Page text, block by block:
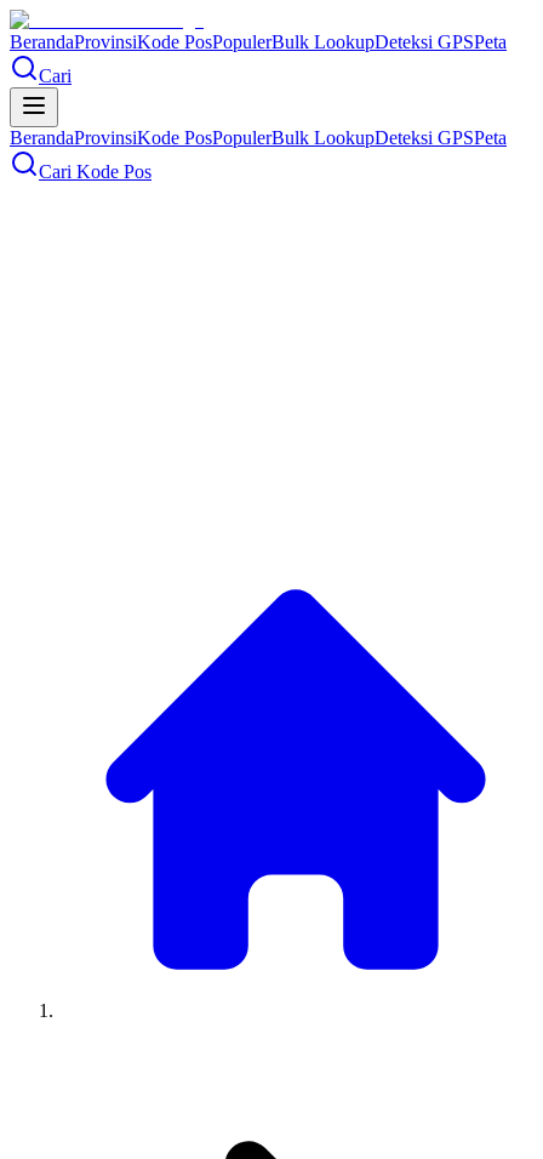
BerandaProvinsiKode PosPopulerBulk LookupDeteksi GPSPeta
Cari
BerandaProvinsiKode PosPopulerBulk LookupDeteksi GPSPeta
Cari Kode Pos